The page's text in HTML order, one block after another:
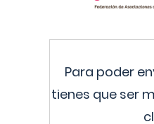
Para poder
tienes que ser